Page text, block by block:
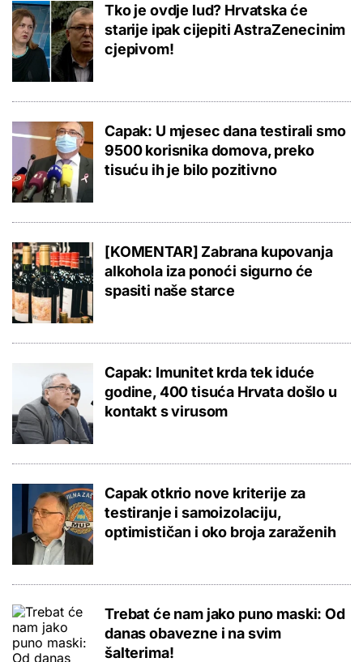
Tko je ovdje lud? Hrvatska će
starije ipak cijepiti AstraZenecinim
cjepivom!
Capak: U mjesec dana testirali smo
9500 korisnika domova, preko
tisuću ih je bilo pozitivno
[KOMENTAR] Zabrana kupovanja
alkohola iza ponoći sigurno će
spasiti naše starce
Capak: Imunitet krda tek iduće
godine, 400 tisuća Hrvata došlo u
kontakt s virusom
Capak otkrio nove kriterije za
testiranje i samoizolaciju,
optimističan i oko broja zaraženih
Trebat će nam jako puno maski: Od
danas obavezne i na svim
šalterima!